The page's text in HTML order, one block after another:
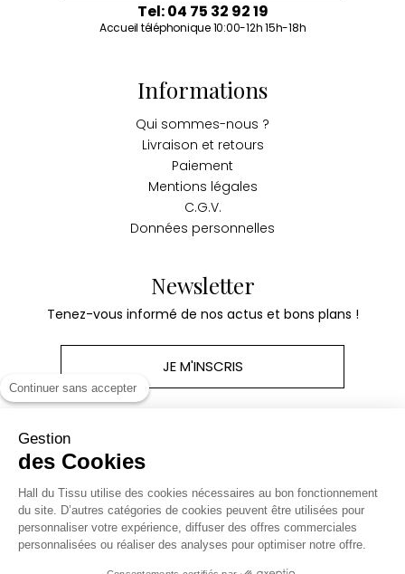
Continuer sans accepter
Gestion
des Cookies
Hall du Tissu utilise des cookies nécessaires au bon fonctionnement
du site. D’autres catégories de cookies peuvent être utilisées pour
personnaliser votre expérience, diffuser des offres commerciales
personnalisées ou réaliser des analyses pour optimiser notre offre.
Tel: 04 75 32 92 19
Accueil téléphonique 10:00-12h 15h-18h
Informations
Qui sommes-nous ?
Livraison et retours
Paiement
Mentions légales
C.G.V.
Données personnelles
Newsletter
Tenez-vous informé de nos actus et bons plans !
JE M'INSCRIS
Produits
Notre société